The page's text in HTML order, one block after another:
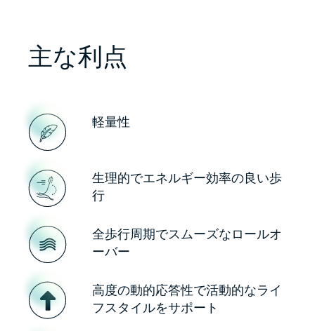
主な利点
軽量性
生理的でエネルギー効率の良い歩
行
全歩行周期でスムーズなロールオ
ーバー
高度の動的応答性で活動的なライ
フスタイルをサポート